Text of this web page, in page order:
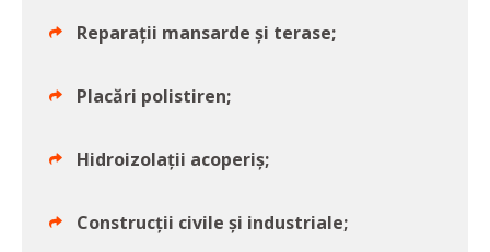
Reparații mansarde și terase;
Placări polistiren;
Hidroizolații acoperiș;
Construcții civile și industriale;